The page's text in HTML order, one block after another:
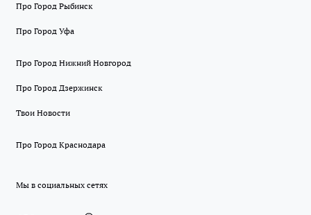
Про Город Рыбинск
Про Город Уфа
Про Город Нижний Новгород
Про Город Дзержинск
Твои Новости
Про Город Краснодара
Мы в социальных сетях